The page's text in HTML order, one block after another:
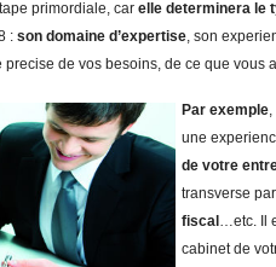
primordiale, car elle determinera le
: son domaine d’expertise, son
precise de vos besoins, de ce que vous
Par exemple
une
de votre
transverse
fiscal …etc. Il
cabinet de